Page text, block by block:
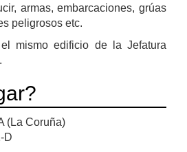
armas, embarcaciones, grúas
peligrosos etc.
mismo edificio de la Jefatura
(La Coruña)
D